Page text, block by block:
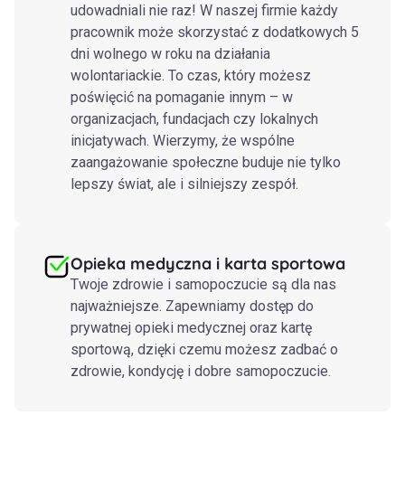
udowadniali nie raz! W naszej firmie każdy
pracownik może skorzystać z dodatkowych 5
dni wolnego w roku na działania
wolontariackie. To czas, który możesz
poświęcić na pomaganie innym – w
organizacjach, fundacjach czy lokalnych
inicjatywach. Wierzymy, że wspólne
zaangażowanie społeczne buduje nie tylko
lepszy świat, ale i silniejszy zespół.
Opieka medyczna i karta sportowa
Twoje zdrowie i samopoczucie są dla nas
najważniejsze. Zapewniamy dostęp do
prywatnej opieki medycznej oraz kartę
sportową, dzięki czemu możesz zadbać o
zdrowie, kondycję i dobre samopoczucie.